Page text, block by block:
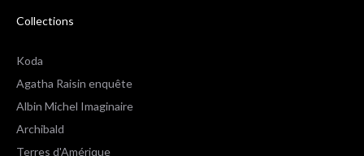
Collections
Koda
Agatha Raisin enquête
Albin Michel Imaginaire
Archibald
Terres d'Amérique